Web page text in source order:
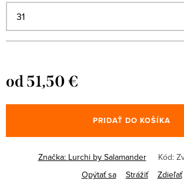
od51,50 €
cena:
PRIDAŤ DO KOŠÍKA
Značka: Lurchi by Salamander Kód:
Opýtať sa
Strážiť Zdieľať